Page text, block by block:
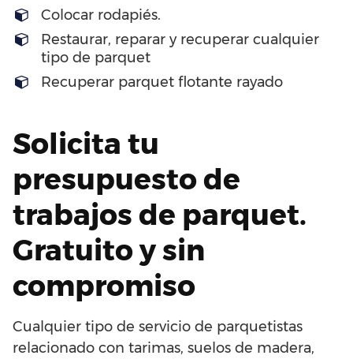
Colocar rodapiés.
Restaurar, reparar y recuperar cualquier
tipo de parquet
Recuperar parquet flotante rayado
Solicita tu
presupuesto de
trabajos de parquet.
Gratuito y sin
compromiso
Cualquier tipo de servicio de parquetistas
relacionado con tarimas, suelos de madera,